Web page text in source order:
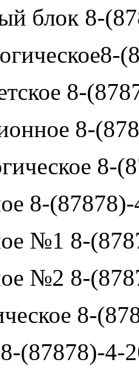
блок 8-
8-
8-
8-
8-
№1 8-
№2 8-
8-
8-(87878)-4-